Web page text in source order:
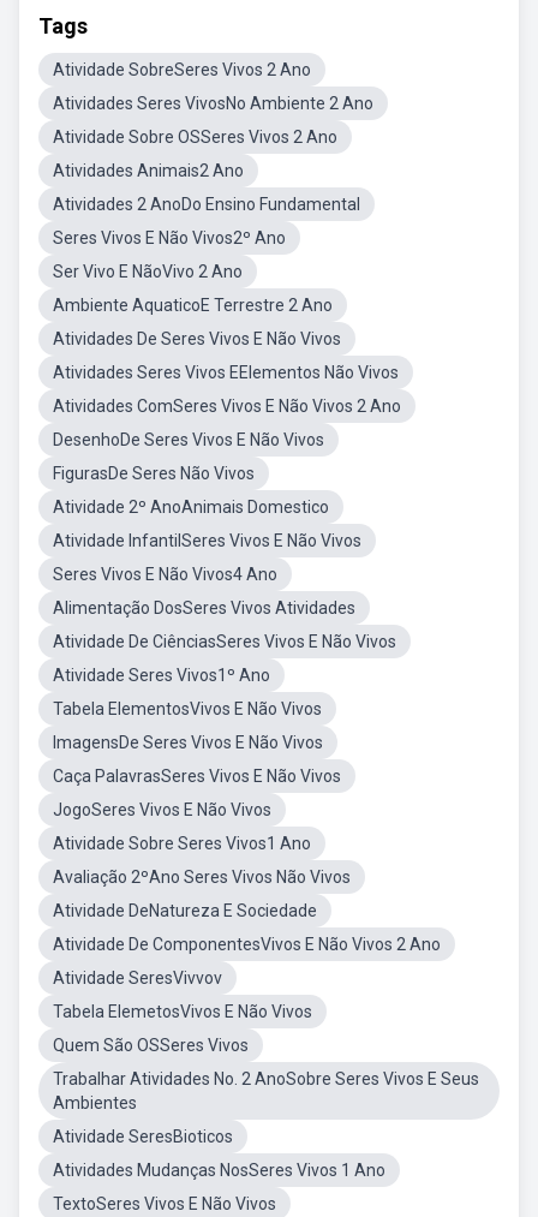
Tags
Atividade SobreSeres Vivos 2 Ano
Atividades Seres VivosNo Ambiente 2 Ano
Atividade Sobre OSSeres Vivos 2 Ano
Atividades Animais2 Ano
Atividades 2 AnoDo Ensino Fundamental
Seres Vivos E Não Vivos2º Ano
Ser Vivo E NãoVivo 2 Ano
Ambiente AquaticoE Terrestre 2 Ano
Atividades De Seres Vivos E Não Vivos
Atividades Seres Vivos EElementos Não Vivos
Atividades ComSeres Vivos E Não Vivos 2 Ano
DesenhoDe Seres Vivos E Não Vivos
FigurasDe Seres Não Vivos
Atividade 2º AnoAnimais Domestico
Atividade InfantilSeres Vivos E Não Vivos
Seres Vivos E Não Vivos4 Ano
Alimentação DosSeres Vivos Atividades
Atividade De CiênciasSeres Vivos E Não Vivos
Atividade Seres Vivos1º Ano
Tabela ElementosVivos E Não Vivos
ImagensDe Seres Vivos E Não Vivos
Caça PalavrasSeres Vivos E Não Vivos
JogoSeres Vivos E Não Vivos
Atividade Sobre Seres Vivos1 Ano
Avaliação 2ºAno Seres Vivos Não Vivos
Atividade DeNatureza E Sociedade
Atividade De ComponentesVivos E Não Vivos 2 Ano
Atividade SeresVivvov
Tabela ElemetosVivos E Não Vivos
Quem São OSSeres Vivos
Trabalhar Atividades No. 2 AnoSobre Seres Vivos E Seus
Ambientes
Atividade SeresBioticos
Atividades Mudanças NosSeres Vivos 1 Ano
TextoSeres Vivos E Não Vivos